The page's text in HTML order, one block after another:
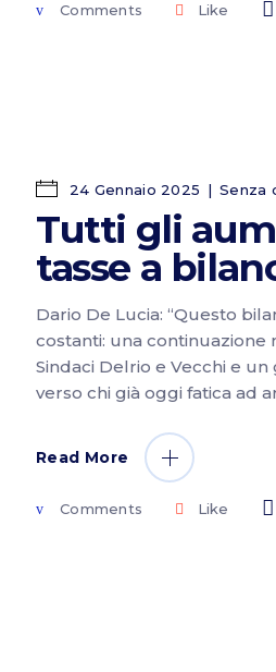
Comments Like
24 Gennaio 2025 Senza
Tutti gli
tasse a
Dario De Lucia: “Questo
costanti: una continuazione
Sindaci Delrio e Vecchi e
verso chi già oggi fatica ad
Read More
Comments Like